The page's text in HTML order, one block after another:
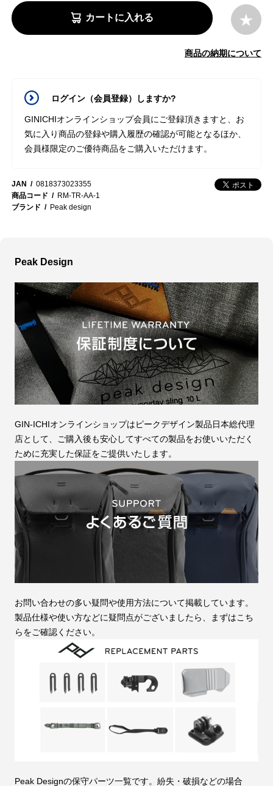
カートに入れる
商品の納期について
ログイン（会員登録）しますか?
GINICHIオンラインショップ会員にご登録頂きますと、お
気に入り商品の登録や購入履歴の確認が可能となるほか、
会員様限定のご優待商品をご購入いただけます。
JAN
0818373023355
商品コード
RM-TR-AA-1
ブランド
Peak design
Peak Design
GIN-ICHIオンラインショップはピークデザイン製品日本総代理
店として、ご購入後も安心してすべての製品をお使いいただく
ために充実した保証をご提供いたします。
お問い合わせの多い疑問や使用方法について掲載しています。
製品仕様や使い方などに疑問点がございましたら、まずはこち
らをご確認ください。
Peak Designの保守パーツ一覧です。紛失・破損などの場合